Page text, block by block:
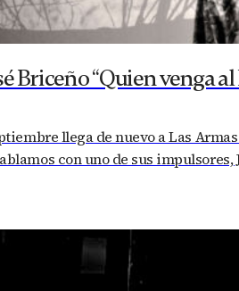
Briceño “Quien venga
llega de nuevo a Las
con uno de sus